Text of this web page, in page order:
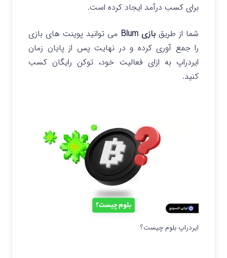
برای کسب درآمد ایجاد کرده است.
شما از طریقبازی Blum
می توانید پوینت های بازی
را جمع آوری کرده و در نهایت پس از پایان زمان
ایردراپ به ازای فعالیت خود، توکن رایگان کسب
کنید.
ایردراپ بلوم چیست؟